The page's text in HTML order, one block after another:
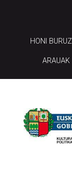
HONI BURUZ
ARAUAK